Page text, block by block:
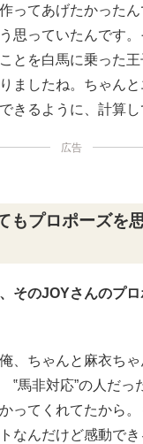
ってあげたかった
思っていたんです
とを白馬に乗った
ましたね。ちゃん
きるように、計算し
広告
もプロポーズを
のJOYさんのプロ
、ちゃんと麻衣ちゃ
馬非対応”の人だっ
ってくれてたから
なんだけど感動でき